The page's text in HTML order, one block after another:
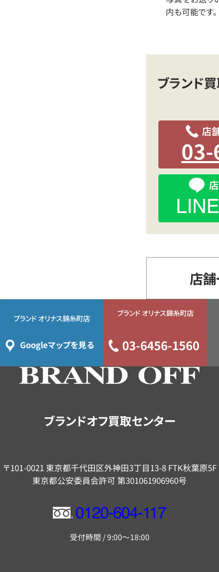
内も可能です。
ブランド
店
ブランド オリナス錦糸町店
Googleマップを見る
ブランド オリナス錦糸町店
03-6456-1560
ブランドオフ買取センター
〒101-0021 東京都千代田区外神田3丁目13-8 FTK秋葉原5F
東京都公安委員会許可 第301061906960号
フ
ー
受付時間 / 9:00～18:00